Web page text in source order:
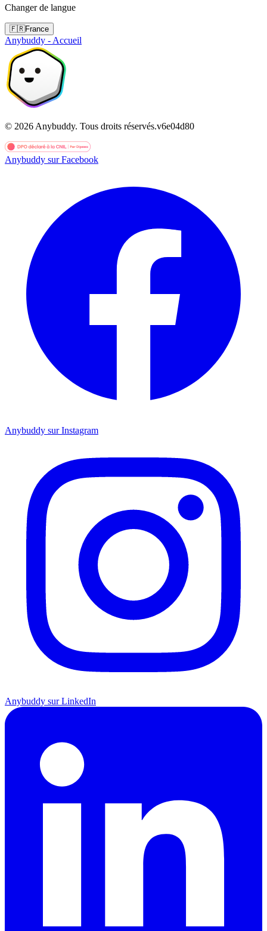
Changer de langue
🇫🇷France
Anybuddy - Accueil
© 2026 Anybuddy. Tous droits réservés.v6e04d80
Anybuddy sur Facebook
Anybuddy sur Instagram
Anybuddy sur LinkedIn